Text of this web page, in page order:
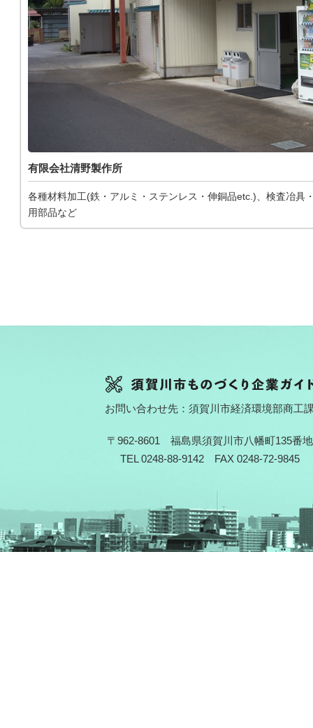
有限会社清野製作所
各種材料加工(鉄・アルミ・ステンレス・伸銅品etc.)、検査冶具
用部品など
お問い合わせ先：須賀川市経済環境部商工
〒962-8601 福島県須賀川市八幡町135番地
TEL 0248-88-9142 FAX 0248-72-9845